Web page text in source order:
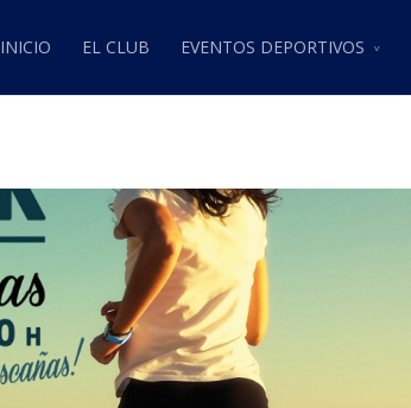
INICIO EL CLUB EVENTOS DEPORTIVOS